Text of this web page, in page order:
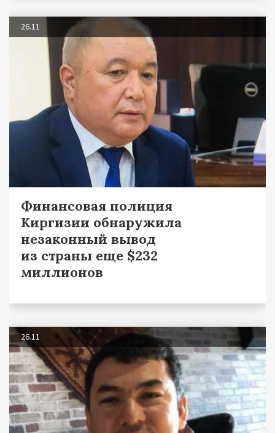
26.11
Финансовая полиция
Киргизии обнаружила
незаконный вывод
из страны еще $232
миллионов
26.11